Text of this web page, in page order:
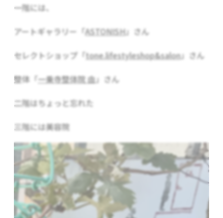
一階には、
アートギャラリー「ASTONISH」さん
セレクトショップ「tone.lifestyleshop&salon」さん
整体「一乗寺整体院 由」さん
二階はちょっと忘れた
三階には美容院